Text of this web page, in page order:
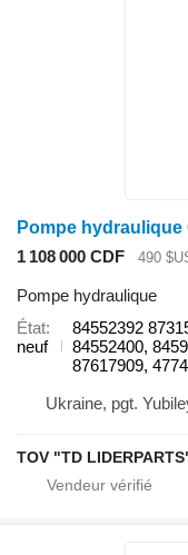
1 108 000 CDF 490
Pompe hydraulique
État
neuf
84552392
84552400,
87617909,
Ukraine, pgt.
TOV "TD